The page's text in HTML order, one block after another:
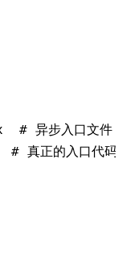
# 异步入口文件
# 真正的入口代码